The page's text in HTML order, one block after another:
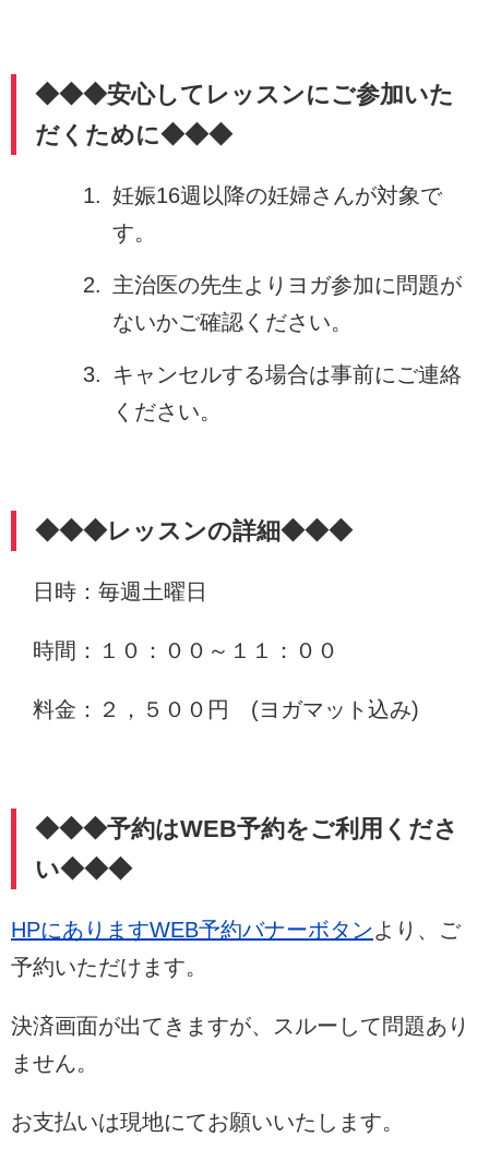
◆◆◆安心してレッスンにご参加いた
だくために◆◆◆
妊娠16週以降の妊婦さんが対象で
す。
主治医の先生よりヨガ参加に問題が
ないかご確認ください。
キャンセルする場合は事前にご連絡
ください。
◆◆◆レッスンの詳細◆◆◆
日時：毎週土曜日
時間：１０：００～１１：００
料金：２，５００円 (ヨガマット込み)
◆◆◆予約はWEB予約をご利用くださ
い◆◆◆
HPにありますWEB予約バナーボタンより、ご
予約いただけます。
決済画面が出てきますが、スルーして問題あり
ません。
お支払いは現地にてお願いいたします。